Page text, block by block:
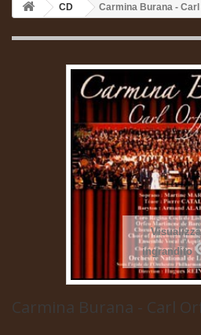
CD Carmina Burana -
Visualizza
ingrandito
Carmina Burana - Carl